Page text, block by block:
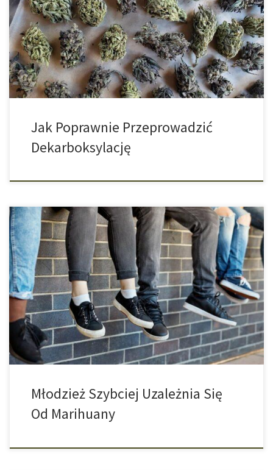
nadającą się do zjedzenia partię marihuany. Może wiesz, czym
jest dekarboksylacja, a może o niej słyszałeś, ale masz małe
pojęcie na ten temat. W tym artykule wyjaśnimy Ci, co to jest i jak
się do tego zabrać! Jeśli chcesz poczuć działanie THC, to […]
Jak Poprawnie Przeprowadzić
Dekarboksylację
Palenie marihuany może uzależniać, tak samo jak spożywanie
każdej innej używki. Jak sugerują ostatnie badania, w porównaniu
z dorosłymi, młodzi ludzie szybciej uzależniają się od marihuany.
Spożywana marihuana nie zawsze ma takie samo działanie. W
zależności od sytuacji i nastroju oraz od osoby odurzenie może
być inne. Ryzyko związane z […]
Młodzież Szybciej Uzależnia Się
Od Marihuany